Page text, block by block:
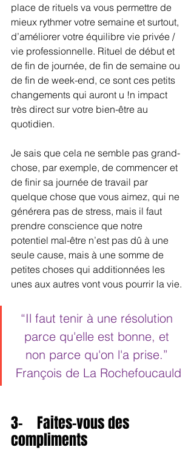
place de rituels va vous permettre de
mieux rythmer votre semaine et surtout,
d’améliorer votre équilibre vie privée /
vie professionnelle. Rituel de début et
de fin de journée, de fin de semaine ou
de fin de week-end, ce sont ces petits
changements qui auront u !n impact
très direct sur votre bien-être au
quotidien.
Je sais que cela ne semble pas grand-
chose, par exemple, de commencer et
de finir sa journée de travail par
quelque chose que vous aimez, qui ne
générera pas de stress, mais il faut
prendre conscience que notre
potentiel mal-être n’est pas dû à une
seule cause, mais à une somme de
petites choses qui additionnées les
unes aux autres vont vous pourrir la vie.
“Il faut tenir à une résolution
parce qu'elle est bonne, et
non parce qu'on l'a prise.”
François de La Rochefoucauld
3-    Faites-vous des
compliments